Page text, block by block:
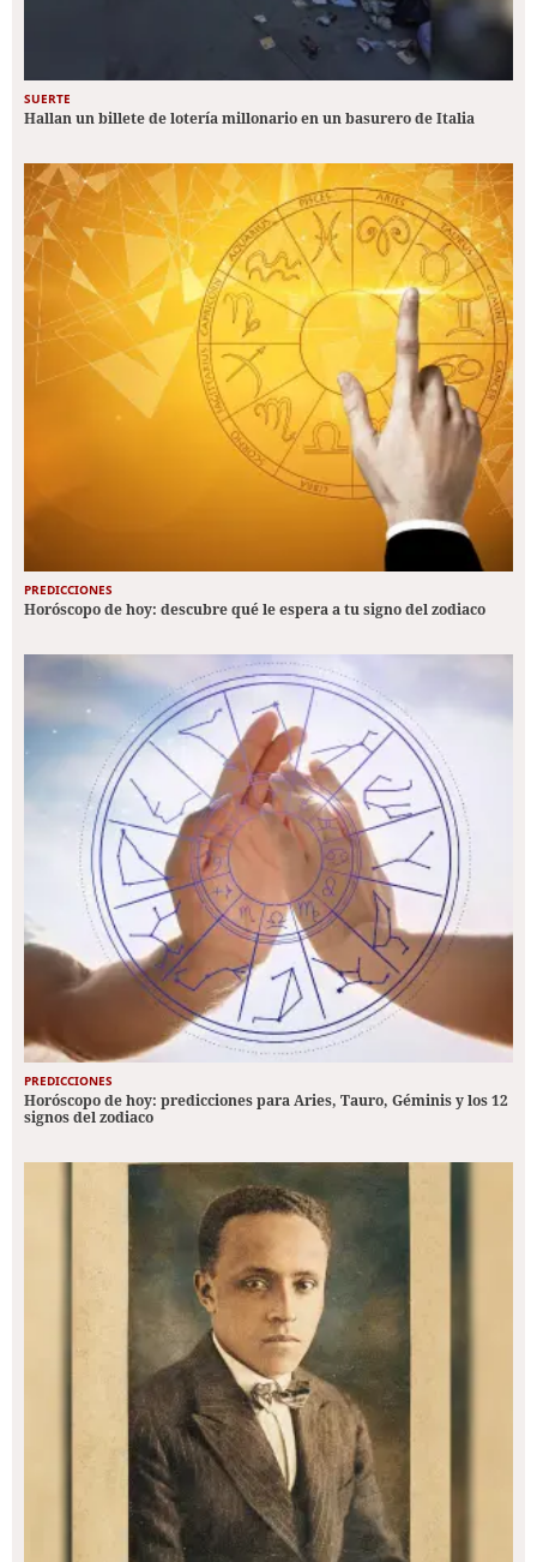
SUERTE
Hallan un billete de lotería millonario en un basurero de Italia
PREDICCIONES
Horóscopo de hoy: descubre qué le espera a tu signo del zodiaco
PREDICCIONES
Horóscopo de hoy: predicciones para Aries, Tauro, Géminis y los 12
signos del zodiaco